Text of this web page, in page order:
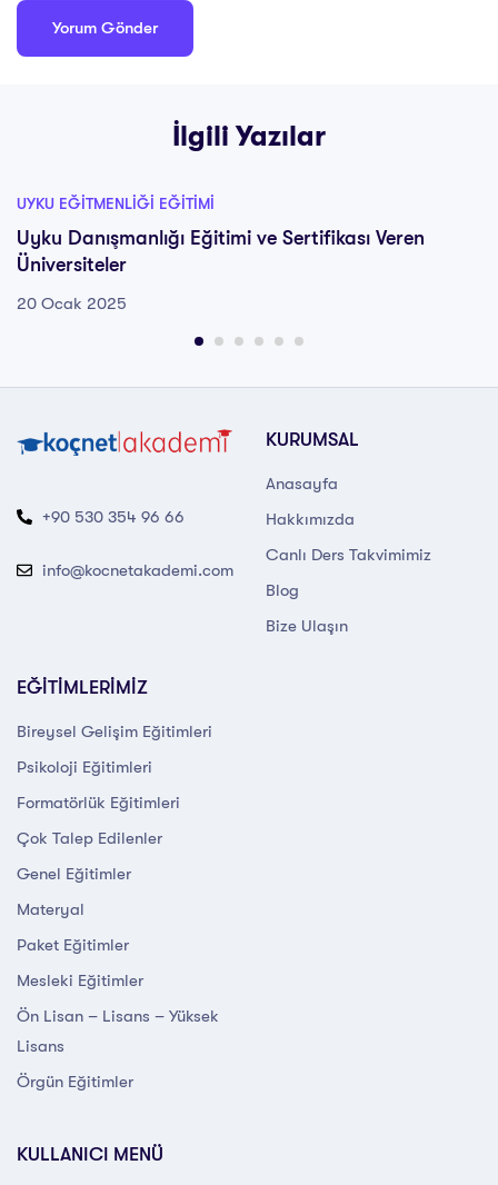
İlgili Yazılar
UYKU EĞITMENLIĞI EĞITIMI
Uyku Danışmanlığı Eğitimi ve Sertifikası Veren
Üniversiteler
20 Ocak 2025
+90 530 354 96 66
info@kocnetakademi.com
KURUMSAL
Anasayfa
Hakkımızda
Canlı Ders Takvimimiz
Blog
Bize Ulaşın
EĞİTİMLERİMİZ
Bireysel Gelişim Eğitimleri
Psikoloji Eğitimleri
Formatörlük Eğitimleri
Çok Talep Edilenler
Genel Eğitimler
Materyal
Paket Eğitimler
Mesleki Eğitimler
Ön Lisan – Lisans – Yüksek
Lisans
Örgün Eğitimler
KULLANICI MENÜ